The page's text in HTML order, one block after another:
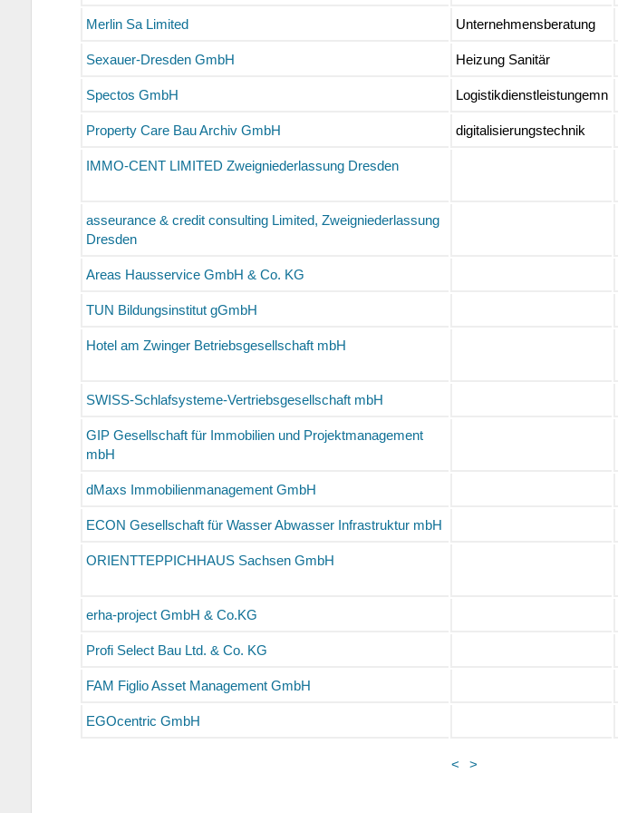
Merlin Sa Limited Unternehmensberatung
Sexauer-Dresden GmbH Heizung Sanitär
Spectos GmbH Logistikdienstleistungemn
Property Care Bau Archiv GmbH digitalisierungstechnik
IMMO-CENT LIMITED Zweigniederlassung Dresden
asseurance & credit consulting Limited, Zweigniederlassung
Dresden
Areas Hausservice GmbH & Co. KG
TUN Bildungsinstitut gGmbH
Hotel am Zwinger Betriebsgesellschaft mbH
SWISS-Schlafsysteme-Vertriebsgesellschaft mbH
GIP Gesellschaft für Immobilien und Projektmanagement
mbH
dMaxs Immobilienmanagement GmbH
ECON Gesellschaft für Wasser Abwasser Infrastruktur mbH
ORIENTTEPPICHHAUS Sachsen GmbH
erha-project GmbH & Co.KG
Profi Select Bau Ltd. & Co. KG
FAM Figlio Asset Management GmbH
EGOcentric GmbH
< >